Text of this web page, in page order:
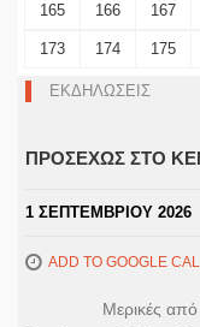
165 166 167
173 174 175
ΕΚΔΗΛΩΣΕΙΣ
ΠΡΟΣΕΧΩΣ ΣΤΟ
1 ΣΕΠΤΕΜΒΡΙΟΥ 2026
ADD TO GOOGLE
Μερικές από τις